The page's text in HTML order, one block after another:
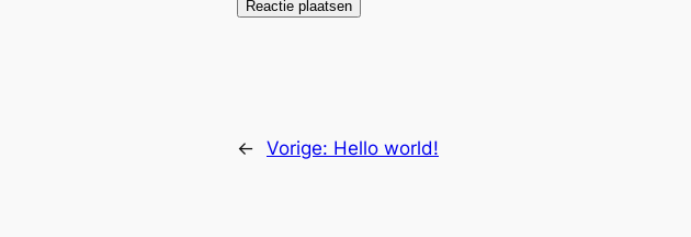
← Vorige: Hello world!